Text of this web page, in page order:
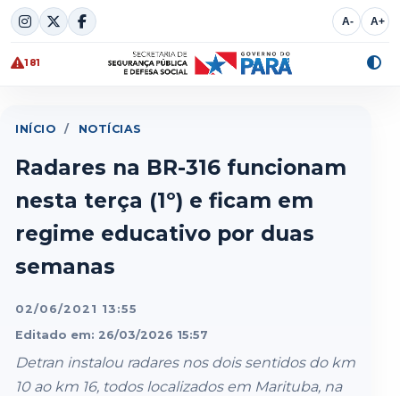
Skip
to
content
A- A+
181
INÍCIO / NOTÍCIAS
Radares na BR-316 funcionam
nesta terça (1º) e ficam em
regime educativo por duas
semanas
02/06/2021 13:55
Editado em: 26/03/2026 15:57
Detran instalou radares nos dois sentidos do km
10 ao km 16, todos localizados em Marituba, na